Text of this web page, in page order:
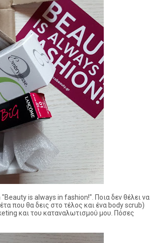
is always in fashion!". Ποια δεν θέλει να
που θα δεις στο τέλος και ένα body scrub)
και του καταναλωτισμού μου. Πόσες